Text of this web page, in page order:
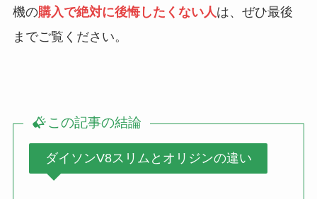
機の購入で絶対に後悔したくない人 は、ぜひ最後
までご覧ください。
この記事の結論
ダイソンV8スリムとオリジンの違い